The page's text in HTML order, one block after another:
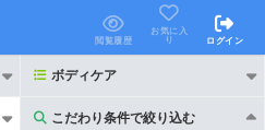
閲覧履歴
お気に入
り
ログイン
ボディケア
こだわり条件で絞り込む
こだわり条件で絞り込む